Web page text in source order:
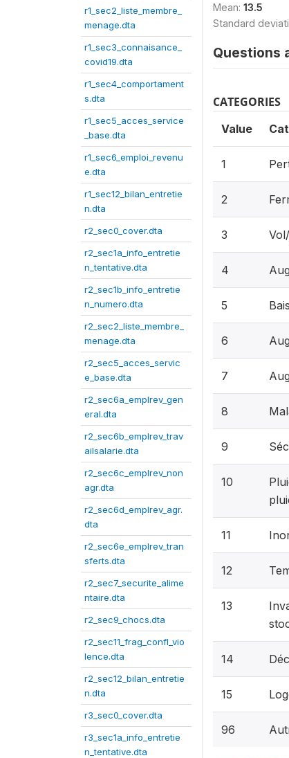
r1_sec2_liste_membre_
menage.dta
r1_sec3_connaisance_
covid19.dta
r1_sec4_comportament
s.dta
r1_sec5_acces_service
_base.dta
r1_sec6_emploi_revenu
e.dta
r1_sec12_bilan_entretie
n.dta
r2_sec0_cover.dta
r2_sec1a_info_entretie
n_tentative.dta
r2_sec1b_info_entretie
n_numero.dta
r2_sec2_liste_membre_
menage.dta
r2_sec5_acces_servic
e_base.dta
r2_sec6a_emplrev_gen
eral.dta
r2_sec6b_emplrev_trav
ailsalarie.dta
r2_sec6c_emplrev_non
agr.dta
r2_sec6d_emplrev_agr.
dta
r2_sec6e_emplrev_tran
sferts.dta
r2_sec7_securite_alime
ntaire.dta
r2_sec9_chocs.dta
r2_sec11_frag_confl_vio
lence.dta
r2_sec12_bilan_entretie
n.dta
r3_sec0_cover.dta
r3_sec1a_info_entretie
n_tentative.dta
Mean: 13.5
Standard
Questions
CATEGORIES
Value
1
2
3
4
5
6
7
8
9
10
11
12
13
14
15
96